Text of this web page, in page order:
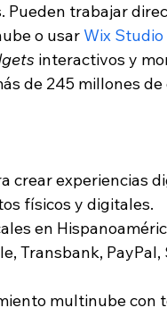
Pueden trabajar
o usar Wix Studio
interactivos y
de 245 millones
crear experiencias
físicos y digitales.
en
Transbank,
multinube con